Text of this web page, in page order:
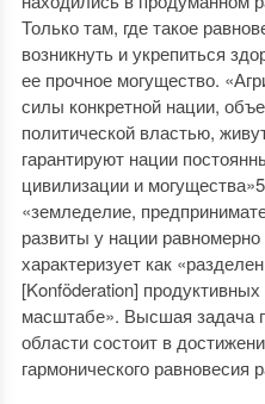
Только там, где такое
возникнуть и укрепиться
ее прочное могущество.
силы конкретной нации,
политической властью,
гарантируют нации
цивилизации и
«земледелие,
развиты у нации
характеризует как
[Konföderation]
масштабе». Высшая задача
области состоит в
гармонического равновесия